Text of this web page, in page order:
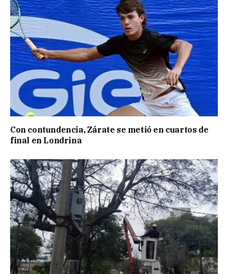
Con contundencia, Zárate se metió en cuartos de
final en Londrina